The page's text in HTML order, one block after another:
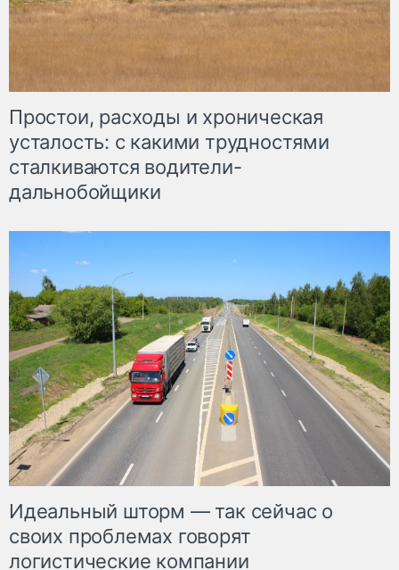
Простои, расходы и хроническая
усталость: с какими трудностями
сталкиваются водители-
дальнобойщики
Идеальный шторм — так сейчас о
своих проблемах говорят
логистические компании